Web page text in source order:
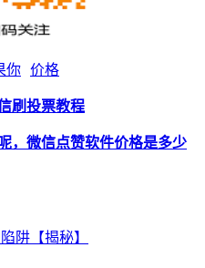
你 价格
刷投票教程
，微信点赞软件价格是多少
阱【揭秘】